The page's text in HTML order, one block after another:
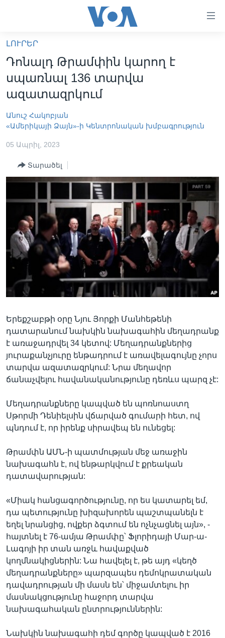
հիմնական
բովանդակությանը
անցնել
հիմնական
բովանդակությանը
բովանդակություն
ՖԻԼՄԵՐ
ՖԻԼՄԵՐ
IN ENGLISH
ՄԵՐ ՄԱՍԻՆ
ՄԵՐ ՄԱՍԻՆ
«ԱՄԵՐԻԿԱՅԻ ՁԱՅՆ»-Ի ԿԱՆՈՆԱԴՐՈՒԹՅՈՒՆ
ԿԱՊ ՄԵԶ ՀԵՏ
ՈՒԿՐԱԻՆԱԿԱՆ ՊԱՏԵՐԱԶՄ
ՀԵՏԵՒԵՔ ՄԵԶ
Լեզուներ
ԼՈՒՐԵՐ
Դոնալդ Թրամփին կարող է
սպառնալ 136 տարվա
ազատազրկում
Անուշ Հակոբյան
«Ամերիկայի Ձայն»-ի Կենտրոնական խմբագրություն
05 Ապրիլ, 2023
Տարածել
Երեքշաբթի օրը Նյու Յորքի Մանհեթենի
դատարանում նախկին նախագահին մեղադրանք
է առաջադրվել 34 կետով: Մեղադրանքներից
յուրաքանչյուրը ենթադրում է առավելագույնը չորս
տարվա ազատազրկում: Նրա մեղավոր
ճանաչվելու հավանականությունը դեռևս պարզ չէ:
Մեղադրանքները կապված են պոռնոաստղ
Սթորմի Դենիելսին վճարված գումարի հետ, ով
պնդում է, որ իրենք սիրավեպ են ունեցել:
Թրամփն ԱՄՆ-ի պատմության մեջ առաջին
նախագահն է, ով ենթարկվում է քրեական
դատավարության:
«Միակ հանցագործությունը, որ ես կատարել եմ,
դա պետությունը խիզախորեն պաշտպանելն է
եղել նրանցից, ովքեր ձգտում են ոչնչացնել այն», -
հայտնել է 76-ամյա Թրամփը՝ Ֆլորիդայի Մար-ա-
Լագոյի իր տան առջև հավաքված
կողմնակիցներին: Նա հավելել է, թե այդ «կեղծ
մեղադրանքները» պարզապես դեմոկրատական
դավադրության մի մասն են՝ միջամտելու իր
մասնակցությունը հաջորդ տարվա
նախագահական ընտրություններին:
Նախկին նախագահի դեմ գործը կապված է 2016